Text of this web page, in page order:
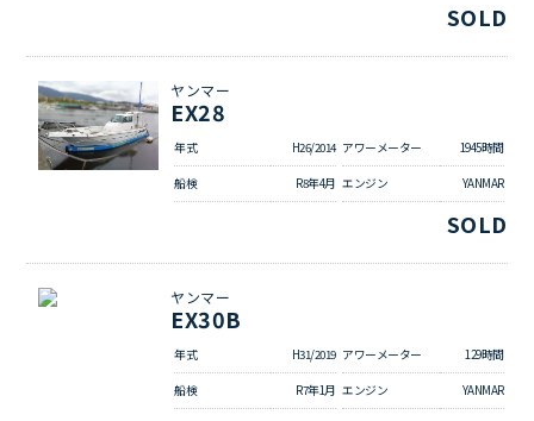
SOLD
ヤンマー
EX28
年式 H26/2014 アワーメーター 1945時間
船検 R8年4月 エンジン YANMAR
SOLD
ヤンマー
EX30B
年式 H31/2019 アワーメーター 129時間
船検 R7年1月 エンジン YANMAR